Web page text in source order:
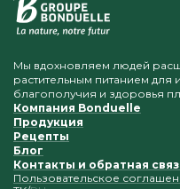
Мы вдохновляем людей
растительным питанием для
благополучия и здоровья
Компания Bonduelle
Продукция
Рецепты
Блог
Контакты и обратная
Пользовательское